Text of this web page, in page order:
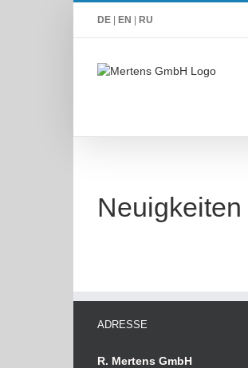
DE EN RU
Neuigkeiten
ADRESSE
R. Mertens GmbH